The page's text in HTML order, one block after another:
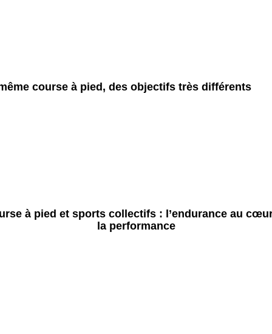
course à pied, des objectifs très différents
à pied et sports collectifs : l’endurance au
la performance